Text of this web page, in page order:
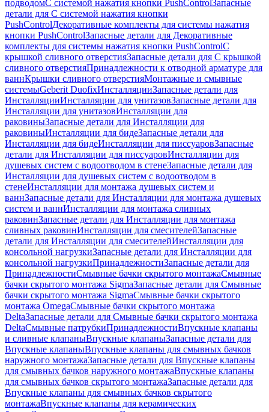
подводомС системой нажатия кнопки PushControlЗапасные
детали для С системой нажатия кнопки
PushControlДекоративные комплекты для системы нажатия
кнопки PushControlЗапасные детали для Декоративные
комплекты для системы нажатия кнопки PushControlС
крышкой сливного отверстияЗапасные детали для С крышкой
сливного отверстияПринадлежности к отводной арматуре для
ваннКрышки сливного отверстияМонтажные и смывные
системыGeberit DuofixИнсталляцииЗапасные детали для
ИнсталляцииИнсталляции для унитазовЗапасные детали для
Инсталляции для унитазовИнсталляции для
раковиныЗапасные детали для Инсталляции для
раковиныИнсталляции для бидеЗапасные детали для
Инсталляции для бидеИнсталляции для писсуаровЗапасные
детали для Инсталляции для писсуаровИнсталляции для
душевых систем с водоотводом в стенеЗапасные детали для
Инсталляции для душевых систем с водоотводом в
стенеИнсталляции для монтажа душевых систем и
ваннЗапасные детали для Инсталляции для монтажа душевых
систем и ваннИнсталляции для монтажа сливных
раковинЗапасные детали для Инсталляции для монтажа
сливных раковинИнсталляции для смесителейЗапасные
детали для Инсталляции для смесителейИнсталляции для
консольной нагрузкиЗапасные детали для Инсталляции для
консольной нагрузкиПринадлежностиЗапасные детали для
ПринадлежностиСмывные бачки скрытого монтажаСмывные
бачки скрытого монтажа SigmaЗапасные детали для Смывные
бачки скрытого монтажа SigmaСмывные бачки скрытого
монтажа OmegaСмывные бачки скрытого монтажа
DeltaЗапасные детали для Смывные бачки скрытого монтажа
DeltaСмывные патрубкиПринадлежностиВпускные клапаны
и сливные клапаныВпускные клапаныЗапасные детали для
Впускные клапаныВпускные клапаны для смывных бачков
наружного монтажаЗапасные детали для Впускные клапаны
для смывных бачков наружного монтажаВпускные клапаны
для смывных бачков скрытого монтажаЗапасные детали для
Впускные клапаны для смывных бачков скрытого
монтажаВпускные клапаны для керамических